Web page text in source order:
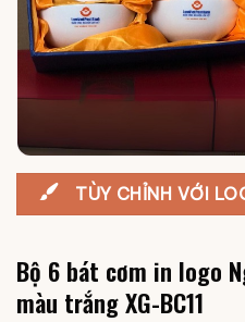
TÙY CHỈNH VỚI
Bộ 6 bát cơm in logo
màu trắng XG-BC11